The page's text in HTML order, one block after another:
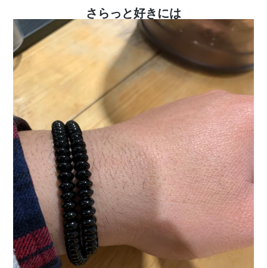
さらっと好きには